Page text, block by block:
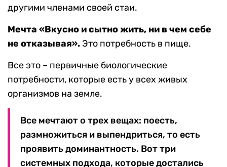
другими членами своей стаи.
Мечта «Вкусно и сытно жить, ни в чем себе
не отказывая». Это потребность в пище.
Все это – первичные биологические
потребности, которые есть у всех живых
организмов на земле.
Все мечтают о трех вещах: поесть,
размножиться и выпендриться, то есть
проявить доминантность. Вот три
системных подхода, которые достались